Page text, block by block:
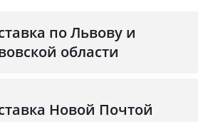
по Львову и
области
Новой Почтой